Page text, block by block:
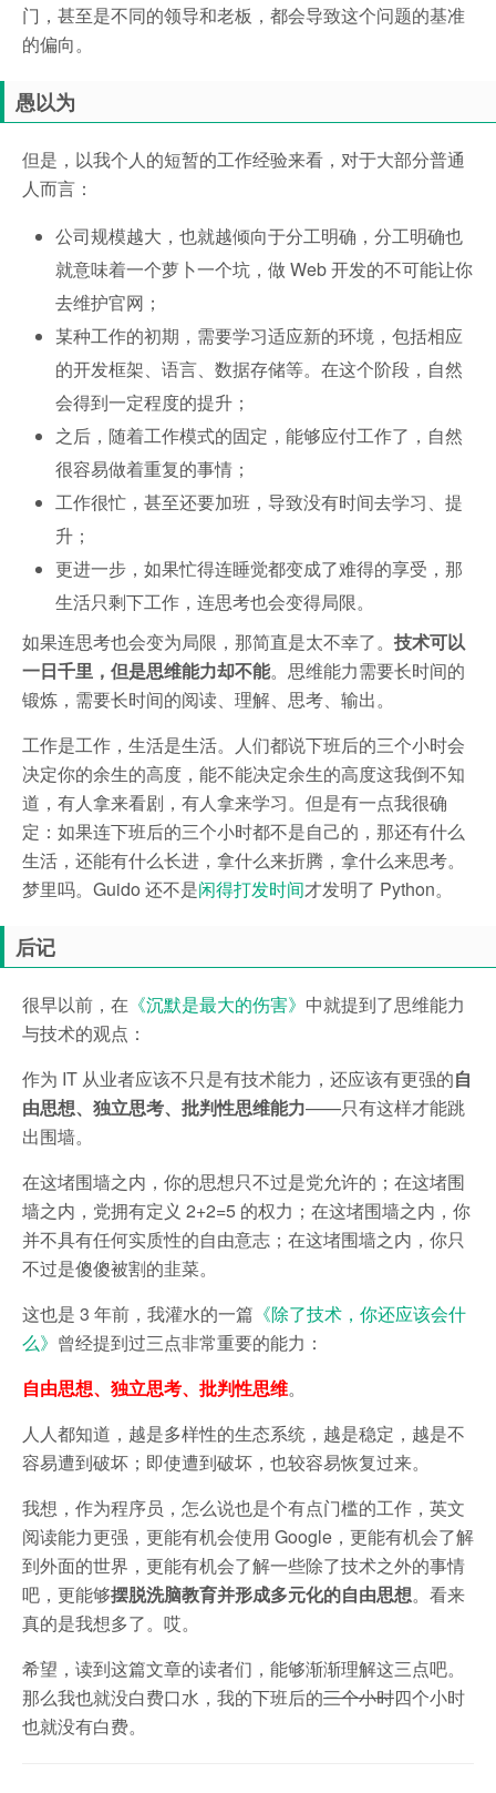
门，甚至是不同的领导和老板，都会导致这个问题的基准
的偏向。
愚以为
但是，以我个人的短暂的工作经验来看，对于大部分普通
人而言：
公司规模越大，也就越倾向于分工明确，分工明确也
就意味着一个萝卜一个坑，做 Web 开发的不可能让你
去维护官网；
某种工作的初期，需要学习适应新的环境，包括相应
的开发框架、语言、数据存储等。在这个阶段，自然
会得到一定程度的提升；
之后，随着工作模式的固定，能够应付工作了，自然
很容易做着重复的事情；
工作很忙，甚至还要加班，导致没有时间去学习、提
升；
更进一步，如果忙得连睡觉都变成了难得的享受，那
生活只剩下工作，连思考也会变得局限。
如果连思考也会变为局限，那简直是太不幸了。 技术可以
一日千里，但是思维能力却不能。思维能力需要长时间的
锻炼，需要长时间的阅读、理解、思考、输出。
工作是工作，生活是生活。人们都说下班后的三个小时会
决定你的余生的高度，能不能决定余生的高度这我倒不知
道，有人拿来看剧，有人拿来学习。但是有一点我很确
定：如果连下班后的三个小时都不是自己的，那还有什么
生活，还能有什么长进，拿什么来折腾，拿什么来思考。
梦里吗。Guido 还不是闲得打发时间才发明了 Python。
后记
很早以前，在 《沉默是最大的伤害》 中就提到了思维能力
与技术的观点：
作为 IT 从业者应该不只是有技术能力，还应该有更强的自
由思想、独立思考、批判性思维能力——只有这样才能跳
出围墙。
在这堵围墙之内，你的思想只不过是党允许的；在这堵围
墙之内，党拥有定义 2+2=5 的权力；在这堵围墙之内，你
并不具有任何实质性的自由意志；在这堵围墙之内，你只
不过是傻傻被割的韭菜。
这也是 3 年前，我灌水的一篇 《除了技术，你还应该会什
么》 曾经提到过三点非常重要的能力：
自由思想、独立思考、批判性思维。
人人都知道，越是多样性的生态系统，越是稳定，越是不
容易遭到破坏；即使遭到破坏，也较容易恢复过来。
我想，作为程序员，怎么说也是个有点门槛的工作，英文
阅读能力更强，更能有机会使用 Google，更能有机会了解
到外面的世界，更能有机会了解一些除了技术之外的事情
吧，更能够摆脱洗脑教育并形成多元化的自由思想。看来
真的是我想多了。哎。
希望，读到这篇文章的读者们，能够渐渐理解这三点吧。
那么我也就没白费口水，我的下班后的三个小时四个小时
也就没有白费。